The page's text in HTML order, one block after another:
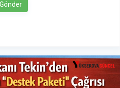
Gönder